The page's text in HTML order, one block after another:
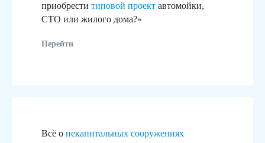
приобрести типовой проект автомойки,
СТО или жилого дома?»
Перейти
Всё о некапитальных сооружениях
В рамках ГК «Гидротэк»